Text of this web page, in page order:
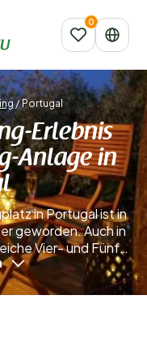
/ Portugal
Erlebnis
Anlage in
in Portugal ist in
geworden. Auch in
Vier- und Fünf-
Sie die Natur
von Zuhause
zum